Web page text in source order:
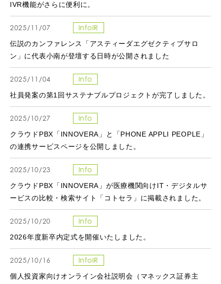
IVR機能がさらに便利に。
2025/11/07 InfoIR
伝説のカンファレンス「アスティーダエグゼクティブサロ
ン」に代表小南が登壇する日時が公開されました
2025/11/04 Info
社員発案の第1回サステナブルプロジェクトが完了しました。
2025/10/27 Info
クラウドPBX「INNOVERA」と「PHONE APPLI PEOPLE」
の連携サービスページを公開しました。
2025/10/23 Info
クラウドPBX「INNOVERA」が医療機関向けIT・デジタルサ
ービスの比較・検索サイト「コトセラ」に掲載されました。
2025/10/20 Info
2026年度新卒内定式を開催いたしました。
2025/10/16 InfoIR
個人投資家向けオンライン会社説明会（マネックス証券主